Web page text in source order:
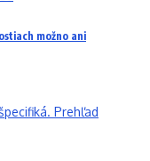
možno ani